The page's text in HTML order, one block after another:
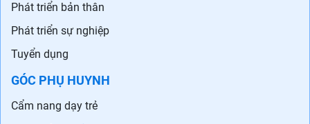
Phát triển bản thân
Phát triển sự nghiệp
Tuyển dụng
GÓC PHỤ HUYNH
Cẩm nang dạy trẻ